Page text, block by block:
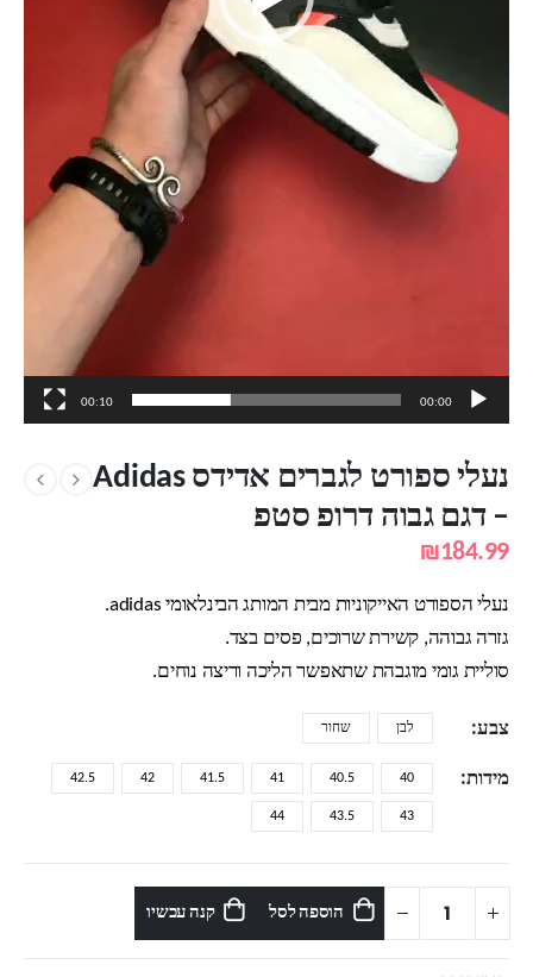
00:00
00:10
נעלי ספורט לגברים אדידס Adidas
– דגם גבוה דרופ סטפ
₪184.99
נעלי הספורט האייקוניות מבית המותג הבינלאומי adidas.
גזרה גבוהה, קשירת שרוכים, פסים בצד.
סוליית גומי מוגבהת שתאפשר הליכה וריצה נוחים.
צבע לבן שחור
מידות 40
40.5
41
41.5
42
42.5
43
43.5
44
הוספה לסל קנה עכשיו